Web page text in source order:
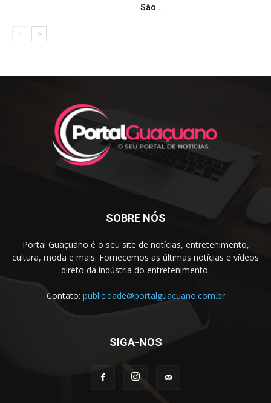
São...
SOBRE NÓS
Portal Guaçuano é o seu site de notícias, entretenimento,
cultura, moda e mais. Fornecemos as últimas notícias e vídeos
direto da indústria do entretenimento.
Contato: publicidade@portalguacuano.com.br
SIGA-NOS